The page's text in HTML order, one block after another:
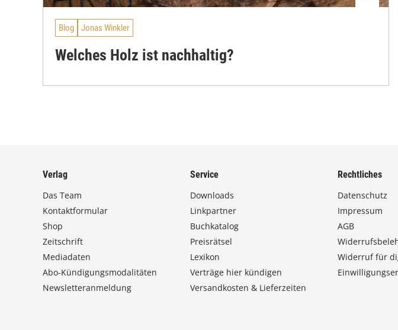
Blog Jonas Winkler
Welches Holz ist nachhaltig?
Verlag
Das Team
Kontaktformular
Shop
Zeitschrift
Mediadaten
Abo-Kündigungsmodalitäten
Newsletteranmeldung
Service
Downloads
Linkpartner
Buchkatalog
Preisrätsel
Lexikon
Verträge hier kündigen
Versandkosten & Lieferzeiten
Rechtliches
Datenschutz
Impressum
AGB
Widerruf für